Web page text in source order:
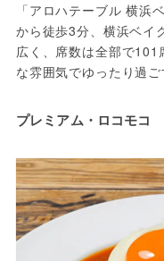
「アロハテーブル 横浜
から徒歩3分、横浜ベイ
広く、席数は全部で101
な雰囲気でゆったり過ご
プレミアム・ロコモコ